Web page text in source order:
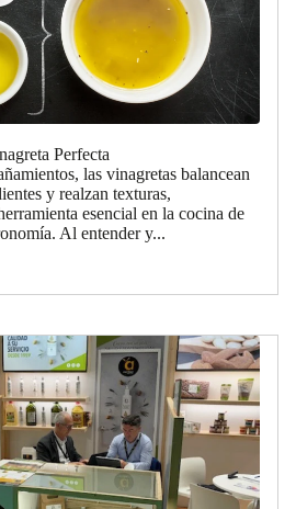
Perfecta
las vinagretas balancean
y realzan texturas,
esencial en la cocina de
Al entender y...